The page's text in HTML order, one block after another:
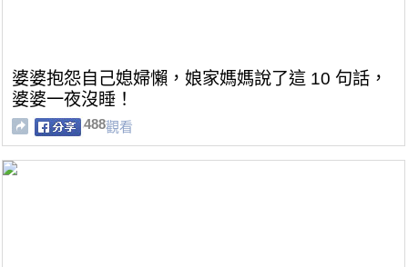
婆婆抱怨自己媳婦懶，娘家媽媽說了這 10 句話，
婆婆一夜沒睡！
488觀看